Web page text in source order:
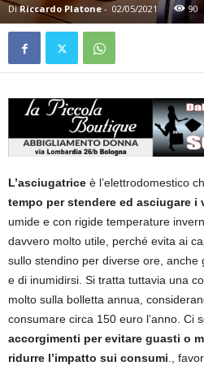
Di Riccardo Platone - 02/05/2021 90
L’asciugatrice è l’elettrodomestico
tempo per stendere ed asciugare i
umide e con rigide temperature
davvero molto utile, perché evita ai
sullo stendino per diverse ore, anche
e di inumidirsi. Si tratta tuttavia una
molto sulla bolletta annua,
consumare circa 150 euro l’anno. Ci
accorgimenti per evitare guasti o
ridurre l’impatto sui consumi.,